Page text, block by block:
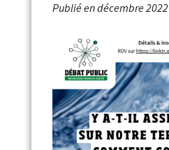
Publié endécembre 2022